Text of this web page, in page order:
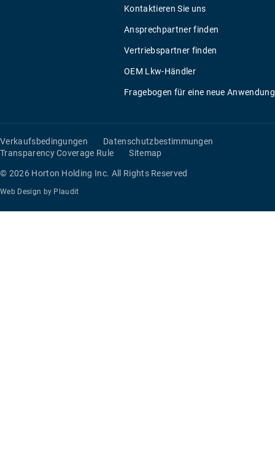
Kontaktieren Sie uns
Ansprechpartner finden
Vertriebspartner finden
OEM Lkw-Händler
Fragebogen für eine neue Anwendung
Verkaufsbedingungen
Datenschutzbestimmungen
Transparency Coverage Rule
Sitemap
© 2026 Horton Holding Inc. All Rights Reserved
Web Design by Plaudit